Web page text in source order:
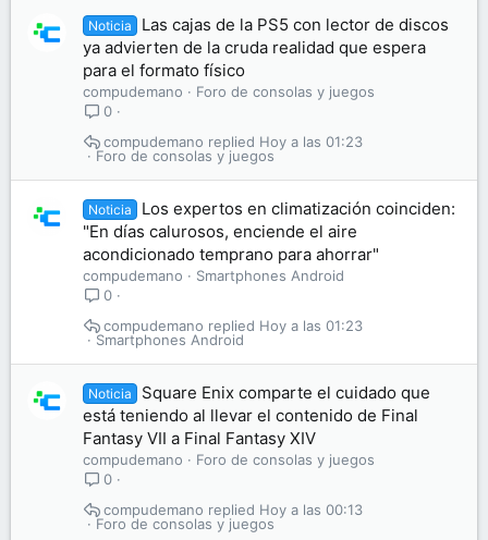
Noticia
Las cajas de la PS5 con lector de discos
ya advierten de la cruda realidad que espera
para el formato físico
compudemano
Foro de consolas y juegos
0
Foro de consolas y juegos
Hoy a las 01:23
compudemano
Noticia
Los expertos en climatización coinciden:
"En días calurosos, enciende el aire
acondicionado temprano para ahorrar"
compudemano
Smartphones Android
0
Smartphones Android
Hoy a las 01:23
compudemano
Noticia
Square Enix comparte el cuidado que
está teniendo al llevar el contenido de Final
Fantasy VII a Final Fantasy XIV
compudemano
Foro de consolas y juegos
0
Foro de consolas y juegos
Hoy a las 00:13
compudemano